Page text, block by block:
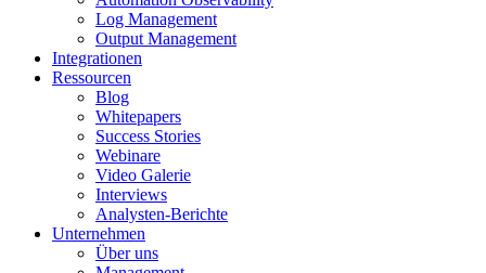
Log Management
Output Management
Integrationen
Ressourcen
Blog
Whitepapers
Success Stories
Webinare
Video Galerie
Interviews
Analysten-Berichte
Unternehmen
Über uns